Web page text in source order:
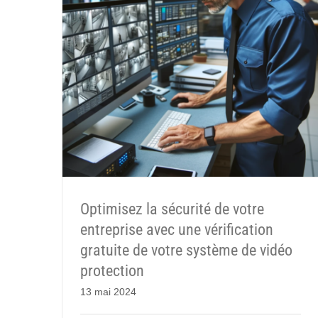
Optimisez la sécurité de votre
entreprise avec une vérification
gratuite de votre système de vidéo
protection
13 mai 2024